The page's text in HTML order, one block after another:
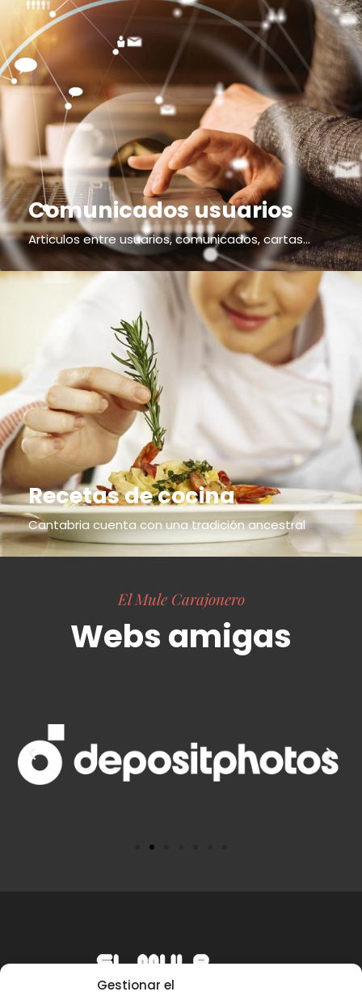
Gestionar el
Comunicados usuarios
Articulos entre usuarios, comunicados, cartas...
Recetas de cocina
Cantabria cuenta con una tradición ancestral
El Mule Carajonero
Webs amigas